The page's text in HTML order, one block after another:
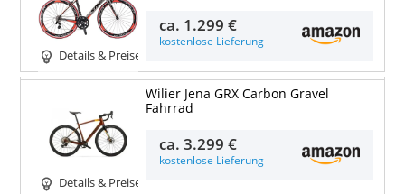
Details & Preise
ca. 1.299 €
kostenlose Lieferung
Details & Preise
Wilier Jena GRX Carbon Gravel
Fahrrad
ca.3.299 €
kostenlose Lieferung